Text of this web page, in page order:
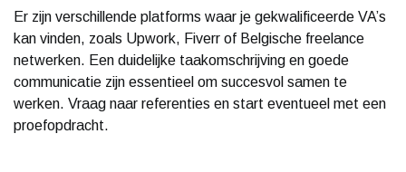
Er zijn verschillende platforms waar je gekwalificeerde VA’s
kan vinden, zoals Upwork, Fiverr of Belgische freelance
netwerken. Een duidelijke taakomschrijving en goede
communicatie zijn essentieel om succesvol samen te
werken. Vraag naar referenties en start eventueel met een
proefopdracht.